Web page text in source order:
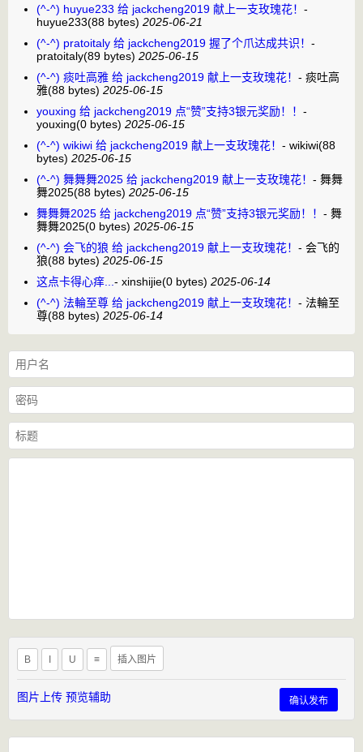
(^-^) huyue233 给 jackcheng2019 献上一支玫瑰花！ -
huyue233(88 bytes) 2025-06-21
(^-^) pratoitaly 给 jackcheng2019 握了个爪达成共识！ -
pratoitaly(89 bytes) 2025-06-15
(^-^) 痰吐高雅 给 jackcheng2019 献上一支玫瑰花！ - 痰吐高
雅(88 bytes) 2025-06-15
youxing 给 jackcheng2019 点“赞”支持3银元奖励！！ -
youxing(0 bytes) 2025-06-15
(^-^) wikiwi 给 jackcheng2019 献上一支玫瑰花！ - wikiwi(88
bytes) 2025-06-15
(^-^) 舞舞舞2025 给 jackcheng2019 献上一支玫瑰花！ - 舞舞
舞2025(88 bytes) 2025-06-15
舞舞舞2025 给 jackcheng2019 点“赞”支持3银元奖励！！ - 舞
舞舞2025(0 bytes) 2025-06-15
(^-^) 会飞的狼 给 jackcheng2019 献上一支玫瑰花！ - 会飞的
狼(88 bytes) 2025-06-15
这点卡得心痒... - xinshijie(0 bytes) 2025-06-14
(^-^) 法輪至尊 给 jackcheng2019 献上一支玫瑰花！ - 法輪至
尊(88 bytes) 2025-06-14
B U ≡ 插入图片
图片上传 预览辅助 确认发布